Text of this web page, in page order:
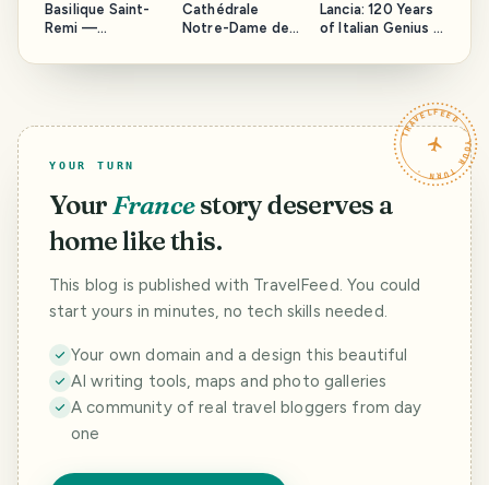
Basilique Saint-
Remi —
czasie cisza
Cathédrale
Notre-Dame de
gotyckich katedr
Lancia: 120 Years
of Italian Genius –
Brussels
TRAVELFEED · YOUR TURN ·
YOUR TURN
YourFrancestory deserves a
home like this.
This blog is published with TravelFeed. You could
start yours in minutes, no tech skills needed.
Your own domain and a design this beautiful
AI writing tools, maps and photo galleries
A community of real travel bloggers from day
one